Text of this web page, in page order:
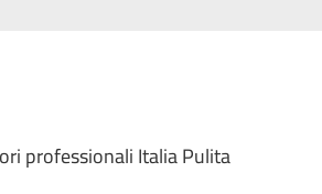
professionali Italia Pulita